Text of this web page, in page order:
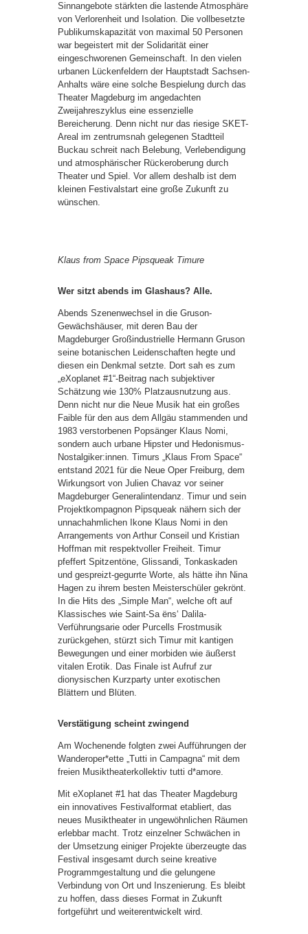
Sinnangebote stärkten die lastende Atmosphäre
von Verlorenheit und Isolation. Die vollbesetzte
Publikumskapazität von maximal 50 Personen
war begeistert mit der Solidarität einer
eingeschworenen Gemeinschaft. In den vielen
urbanen Lückenfeldern der Hauptstadt Sachsen-
Anhalts wäre eine solche Bespielung durch das
Theater Magdeburg im angedachten
Zweijahreszyklus eine essenzielle
Bereicherung. Denn nicht nur das riesige SKET-
Areal im zentrumsnah gelegenen Stadtteil
Buckau schreit nach Belebung, Verlebendigung
und atmosphärischer Rückeroberung durch
Theater und Spiel. Vor allem deshalb ist dem
kleinen Festivalstart eine große Zukunft zu
wünschen.
Klaus from Space Pipsqueak Timure
Wer sitzt abends im Glashaus? Alle.
Abends Szenenwechsel in die Gruson-
Gewächshäuser, mit deren Bau der
Magdeburger Großindustrielle Hermann Gruson
seine botanischen Leidenschaften hegte und
diesen ein Denkmal setzte. Dort sah es zum
„eXoplanet #1“-Beitrag nach subjektiver
Schätzung wie 130% Platzausnutzung aus.
Denn nicht nur die Neue Musik hat ein großes
Faible für den aus dem Allgäu stammenden und
1983 verstorbenen Popsänger Klaus Nomi,
sondern auch urbane Hipster und Hedonismus-
Nostalgiker:innen. Timurs „Klaus From Space“
entstand 2021 für die Neue Oper Freiburg, dem
Wirkungsort von Julien Chavaz vor seiner
Magdeburger Generalintendanz. Timur und sein
Projektkompagnon Pipsqueak nähern sich der
unnachahmlichen Ikone Klaus Nomi in den
Arrangements von Arthur Conseil und Kristian
Hoffman mit respektvoller Freiheit. Timur
pfeffert Spitzentöne, Glissandi, Tonkaskaden
und gespreizt-gegurrte Worte, als hätte ihn Nina
Hagen zu ihrem besten Meisterschüler gekrönt.
In die Hits des „Simple Man“, welche oft auf
Klassisches wie Saint-Sa ëns‘ Dalila-
Verführungsarie oder Purcells Frostmusik
zurückgehen, stürzt sich Timur mit kantigen
Bewegungen und einer morbiden wie äußerst
vitalen Erotik. Das Finale ist Aufruf zur
dionysischen Kurzparty unter exotischen
Blättern und Blüten.
Verstätigung scheint zwingend
Am Wochenende folgten zwei Aufführungen der
Wanderoper*ette „Tutti in Campagna“ mit dem
freien Musiktheaterkollektiv tutti d*amore.
Mit eXoplanet #1 hat das Theater Magdeburg
ein innovatives Festivalformat etabliert, das
neues Musiktheater in ungewöhnlichen Räumen
erlebbar macht. Trotz einzelner Schwächen in
der Umsetzung einiger Projekte überzeugte das
Festival insgesamt durch seine kreative
Programmgestaltung und die gelungene
Verbindung von Ort und Inszenierung. Es bleibt
zu hoffen, dass dieses Format in Zukunft
fortgeführt und weiterentwickelt wird.